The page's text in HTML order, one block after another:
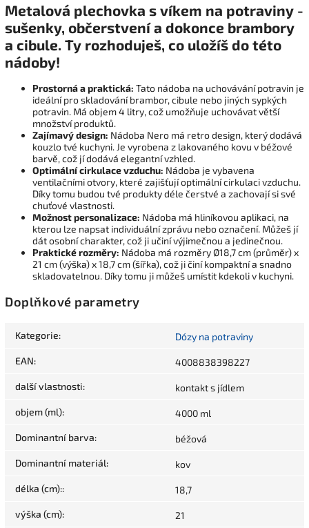
Metalová plechovka s víkem na potraviny -
sušenky, občerstvení a dokonce brambory
a cibule. Ty rozhoduješ, co uložíš do této
nádoby!
Prostorná a praktická: Tato nádoba na uchovávání potravin je
ideální pro skladování brambor, cibule nebo jiných sypkých
potravin. Má objem 4 litry, což umožňuje uchovávat větší
množství produktů.
Zajímavý design: Nádoba Nero má retro design, který dodává
kouzlo tvé kuchyni. Je vyrobena z lakovaného kovu v béžové
barvě, což jí dodává elegantní vzhled.
Optimální cirkulace vzduchu: Nádoba je vybavena
ventilačními otvory, které zajišťují optimální cirkulaci vzduchu.
Díky tomu budou tvé produkty déle čerstvé a zachovají si své
chuťové vlastnosti.
Možnost personalizace: Nádoba má hliníkovou aplikaci, na
kterou lze napsat individuální zprávu nebo označení. Můžeš jí
dát osobní charakter, což ji učiní výjimečnou a jedinečnou.
Praktické rozměry: Nádoba má rozměry Ø18,7 cm (průměr) x
21 cm (výška) x 18,7 cm (šířka), což ji činí kompaktní a snadno
skladovatelnou. Díky tomu ji můžeš umístit kdekoli v kuchyni.
Doplňkové parametry
Kategorie: Dózy na potraviny
EAN: 4008838398227
další vlastnosti: kontakt s jídlem
objem (ml): 4000 ml
Dominantní barva: béžová
Dominantní materiál: kov
délka (cm):: 18,7
výška (cm): 21